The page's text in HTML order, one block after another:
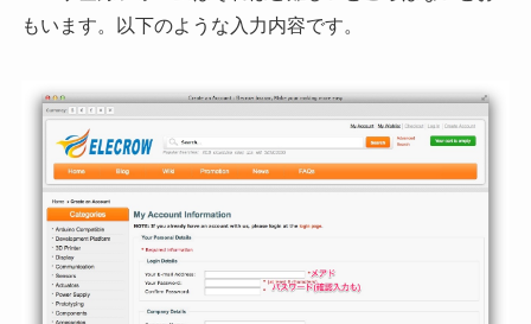
もいます。以下のような入力内容です。